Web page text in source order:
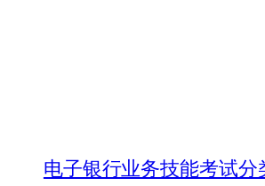
电子银行业务技能考试